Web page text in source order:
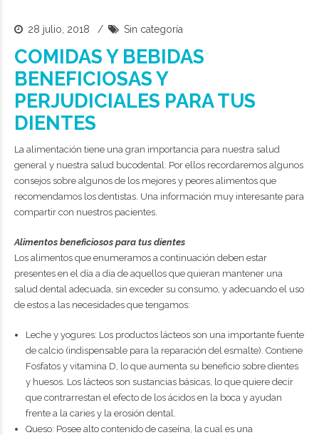
28 julio, 2018 Sin categoría
COMIDAS Y BEBIDAS
BENEFICIOSAS Y
PERJUDICIALES PARA TUS
DIENTES
La alimentación tiene una gran importancia para nuestra salud
general y nuestra salud bucodental. Por ellos recordaremos algunos
consejos sobre algunos de los mejores y peores alimentos que
recomendamos los dentistas. Una información muy interesante para
compartir con nuestros pacientes.
Alimentos beneficiosos para tus dientes
Los alimentos que enumeramos a continuación deben estar
presentes en el día a día de aquellos que quieran mantener una
salud dental adecuada, sin exceder su consumo, y adecuando el uso
de estos a las necesidades que tengamos:
Leche y yogures: Los productos lácteos son una importante fuente
de calcio (indispensable para la reparación del esmalte). Contiene
Fosfatos y vitamina D, lo que aumenta su beneficio sobre dientes
y huesos. Los lácteos son sustancias básicas, lo que quiere decir
que contrarrestan el efecto de los ácidos en la boca y ayudan
frente a la caries y la erosión dental.
Queso: Posee alto contenido de caseína, la cual es una